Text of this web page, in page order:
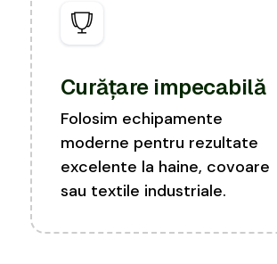
Curățare impecabilă
Folosim echipamente
moderne pentru rezultate
excelente la haine, covoare
sau textile industriale.